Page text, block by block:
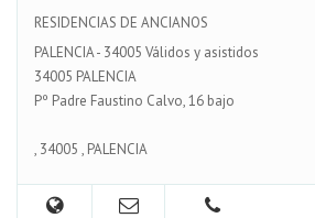
RESIDENCIAS DE ANCIANOS
PALENCIA - 34005 Válidos y asistidos
34005 PALENCIA
Pº Padre Faustino Calvo, 16 bajo
, 34005 , PALENCIA